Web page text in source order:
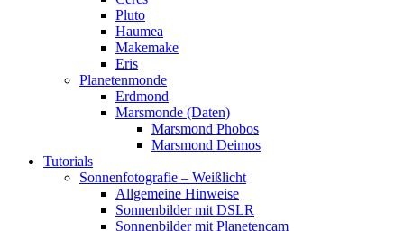
Pluto
Haumea
Makemake
Eris
Planetenmonde
Erdmond
Marsmonde (Daten)
Marsmond Phobos
Marsmond Deimos
Tutorials
Sonnenfotografie – Weißlicht
Allgemeine Hinweise
Sonnenbilder mit DSLR
Sonnenbilder mit Planetencam